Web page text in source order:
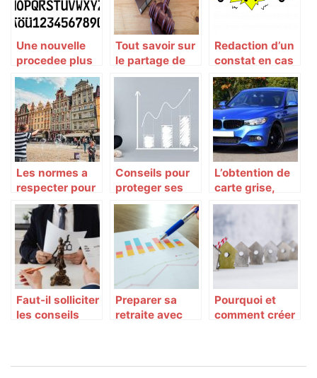
Une nouvelle
procedee plus
rapide et plus
efficace de
mettre a jour
une carte grise
Tout savoir sur
le partage de
l’assurance
auto entre
l’enfant et son
parent
Redaction d’un
constat en cas
d’accident :
comment bien
faire ?
Les normes a
respecter pour
les ERP
(Etablissements
Recevant du
Public)
Conseils pour
proteger ses
investissements
L’obtention de
carte grise,
quelle duree ?
Faut-il solliciter
les conseils
Preparer sa
retraite avec
Pourquoi et
comment créer